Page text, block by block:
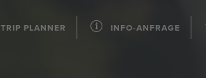
TRIP PLANNER INFO-ANFRAGE